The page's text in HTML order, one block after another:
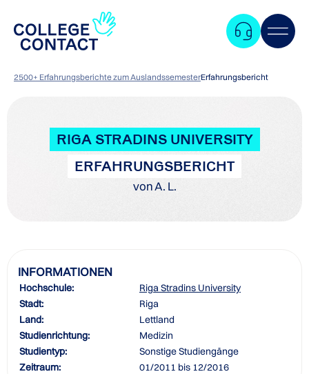
2500+ Erfahrungsberichte zum AuslandssemesterErfahrungsbericht
RIGA STRADINS UNIVERSITY
ERFAHRUNGSBERICHT
von A. L.
INFORMATIONEN
Hochschule:
Riga Stradins University
Stadt:
Riga
Land:
Lettland
Studienrichtung:
Medizin
Studientyp:
Sonstige Studiengänge
Zeitraum:
01/2011 bis 12/2016